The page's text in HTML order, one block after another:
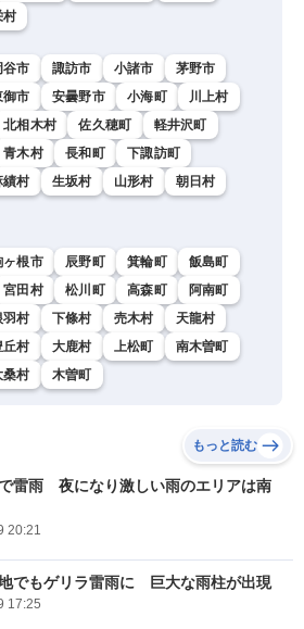
村
谷市 諏訪市 小諸市
茅野市
御市 安曇野市 小海町
川上村
北相木村 佐久穂町
軽井沢町
青木村 長和町
下諏訪町
績村 生坂村 山形村
朝日村
ヶ根市 辰野町 箕輪町
飯島町
宮田村 松川町 高森町
阿南町
羽村 下條村 売木村
天龍村
丘村 大鹿村 上松町
南木曽町
桑村 木曽町
もっと読む
雷雨 夜になり激しい雨のエリアは南
20:21
でもゲリラ雷雨に 巨大な雨柱が出現
17:25